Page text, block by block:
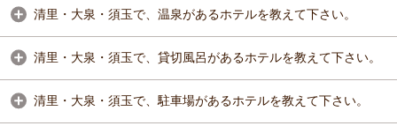
清里・大泉・須玉で、温泉があるホテルを教えて下さい。
清里・大泉・須玉で、貸切風呂があるホテルを教えて下さい。
清里・大泉・須玉で、駐車場があるホテルを教えて下さい。